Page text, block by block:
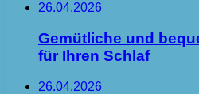
26.04.2026
Gemütliche und
für Ihren Schlaf
26.04.2026